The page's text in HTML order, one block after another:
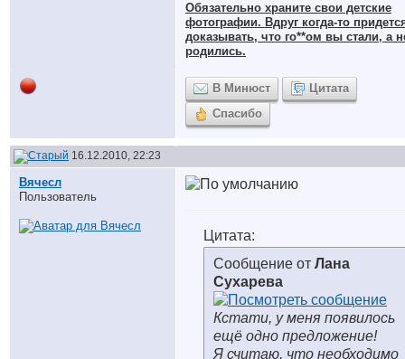
Обязательно храните cвои детские
фотографии. Вдруг когда-то
доказывать, что го**ом вы стали, а
родились.
В Минюст
Цитата
Спасибо
16.12.2010, 22:23
Вячесл
Пользователь
Цитата:
Сообщение от Лана
Сухарева
Кстати, у меня появилось
ещё одно предложение!
Я считаю, что необходимо